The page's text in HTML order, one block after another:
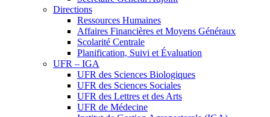
Directions
Ressources Humaines
Affaires Financières et Moyens Généraux
Scolarité Centrale
Planification, Suivi et Évaluation
UFR – IGA
UFR des Sciences Biologiques
UFR des Sciences Sociales
UFR des Lettres et des Arts
UFR de Médecine